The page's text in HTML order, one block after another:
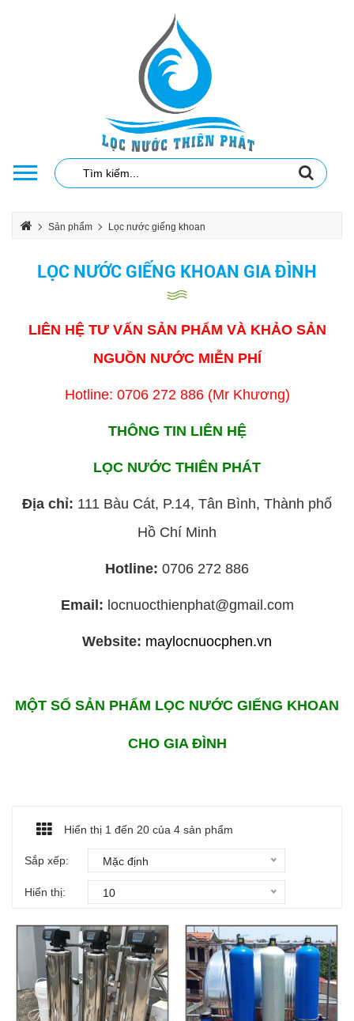
Sản phẩm Lọc nước giếng khoan
LỌC NƯỚC GIẾNG KHOAN GIA ĐÌNH
LIÊN HỆ TƯ VẤN SẢN PHẨM VÀ KHẢO SẢN
NGUỒN NƯỚC MIỄN PHÍ
Hotline: 0706 272 886 (Mr Khương)
THÔNG TIN LIÊN HỆ
LỌC NƯỚC THIÊN PHÁT
Địa chỉ: 111 Bàu Cát, P.14, Tân Bình, Thành phố
Hồ Chí Minh
Hotline: 0706 272 886
Email: locnuocthienphat@gmail.com
Website: maylocnuocphen.vn
MỘT SỐ SẢN PHẨM LỌC NƯỚC GIẾNG KHOAN
CHO GIA ĐÌNH
Hiển thị 1 đến 20 của 4 sản phẩm
Sắp xếp: Mặc định
Hiển thị: 10